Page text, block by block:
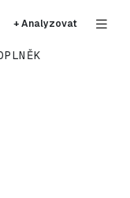
+ Analyzovat